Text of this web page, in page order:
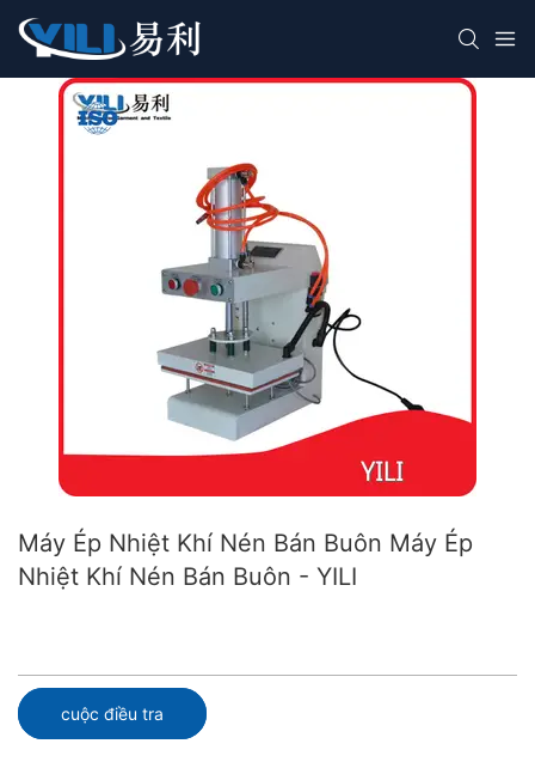
Máy Ép Nhiệt Khí Nén Bán Buôn Máy Ép
Nhiệt Khí Nén Bán Buôn - YILI
cuộc điều tra